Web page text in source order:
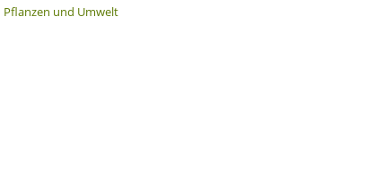
Pflanzen und Umwelt